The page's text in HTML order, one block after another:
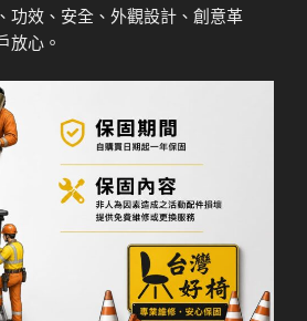
功效、安全、外觀設計、創意革
放心。